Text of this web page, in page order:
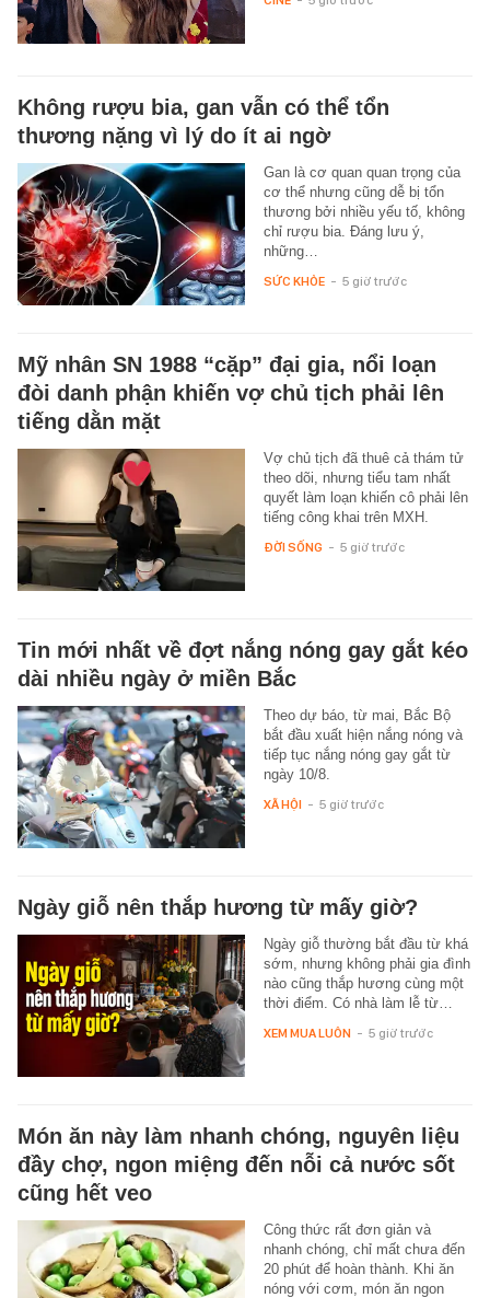
Không rượu bia, gan vẫn có thể tổn
thương nặng vì lý do ít ai ngờ
Gan là cơ quan quan trọng của
cơ thể nhưng cũng dễ bị tổn
thương bởi nhiều yếu tố, không
chỉ rượu bia. Đáng lưu ý,
những…
SỨC KHỎE - 5 giờ trước
Mỹ nhân SN 1988 “cặp” đại gia, nổi loạn
đòi danh phận khiến vợ chủ tịch phải lên
tiếng dằn mặt
Vợ chủ tịch đã thuê cả thám tử
theo dõi, nhưng tiểu tam nhất
quyết làm loạn khiến cô phải lên
tiếng công khai trên MXH.
ĐỜI SỐNG - 5 giờ trước
Tin mới nhất về đợt nắng nóng gay gắt kéo
dài nhiều ngày ở miền Bắc
Theo dự báo, từ mai, Bắc Bộ
bắt đầu xuất hiện nắng nóng và
tiếp tục nắng nóng gay gắt từ
ngày 10/8.
XÃ HỘI - 5 giờ trước
Ngày giỗ nên thắp hương từ mấy giờ?
Ngày giỗ thường bắt đầu từ khá
sớm, nhưng không phải gia đình
nào cũng thắp hương cùng một
thời điểm. Có nhà làm lễ từ…
XEM MUA LUÔN - 5 giờ trước
Món ăn này làm nhanh chóng, nguyên liệu
đầy chợ, ngon miệng đến nỗi cả nước sốt
cũng hết veo
Công thức rất đơn giản và
nhanh chóng, chỉ mất chưa đến
20 phút để hoàn thành. Khi ăn
nóng với cơm, món ăn ngon